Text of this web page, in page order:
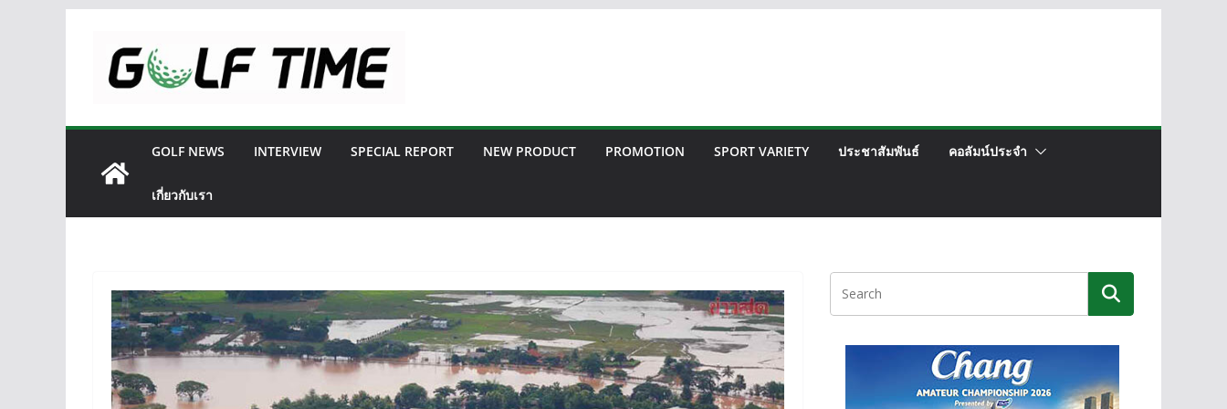
content
GOLF NEWS INTERVIEW SPECIAL REPORT NEW PRODUCT PROMOTION SPORT VARIETY ประชาสัมพันธ์ คอลัมน์ประจำ
เกี่ยวกับเรา